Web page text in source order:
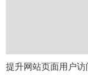
提升网站页面用户